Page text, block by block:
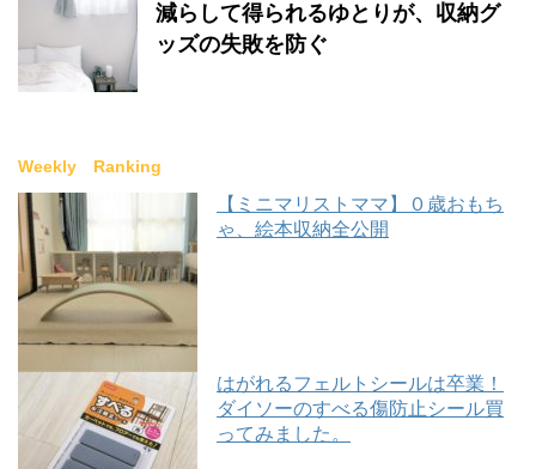
減らして得られるゆとりが、収納グ
ッズの失敗を防ぐ
Weekly Ranking
【ミニマリストママ】０歳おもち
ゃ、絵本収納全公開
はがれるフェルトシールは卒業！
ダイソーのすべる傷防止シール買
ってみました。